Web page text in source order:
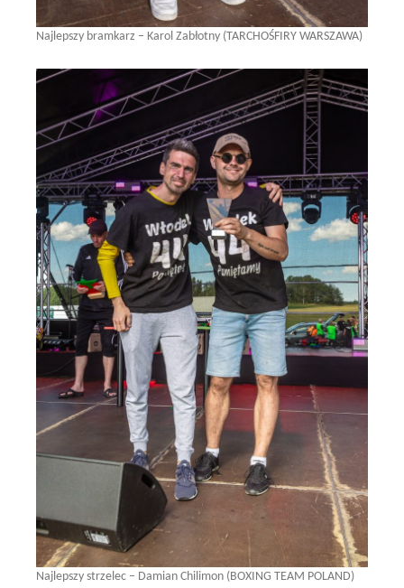
Najlepszy bramkarz – Karol Zabłotny (TARCHOŚFIRY WARSZAWA)
Najlepszy strzelec – Damian Chilimon (BOXING TEAM POLAND)